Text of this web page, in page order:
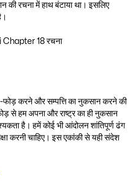
रचना में हाथ बंटाया था। इसलिए
करने और सम्पत्ति का नुकसान करने की
से हम अपना और राष्ट्र का ही नुकसान
है। हमें कोई भी आंदोलन शांतिपूर्ण ढंग
करनी चाहिए। इस एकांकी से यही संदेश